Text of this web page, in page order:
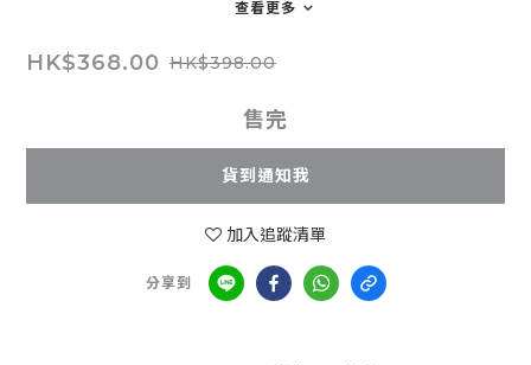
查看更多
HK$368.00 HK$398.00
售完
貨到通知我
加入追蹤清單
分享到